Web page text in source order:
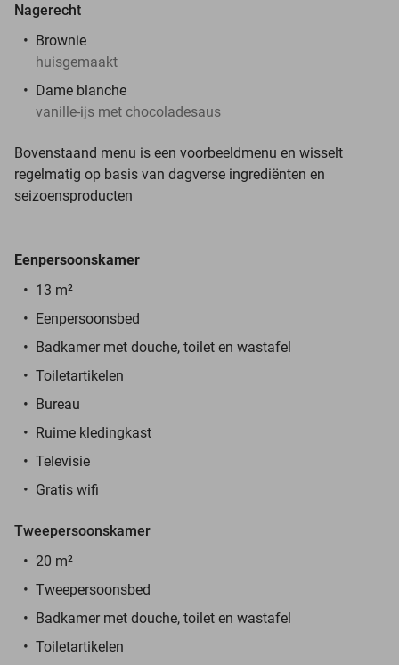
Nagerecht
Brownie
huisgemaakt
Dame blanche
vanille-ijs met chocoladesaus
Bovenstaand menu is een voorbeeldmenu en wisselt
regelmatig op basis van dagverse ingrediënten en
seizoensproducten
Eenpersoonskamer
13 m²
Eenpersoonsbed
Badkamer met douche, toilet en wastafel
Toiletartikelen
Bureau
Ruime kledingkast
Televisie
Gratis wifi
Tweepersoonskamer
20 m²
Tweepersoonsbed
Badkamer met douche, toilet en wastafel
Toiletartikelen